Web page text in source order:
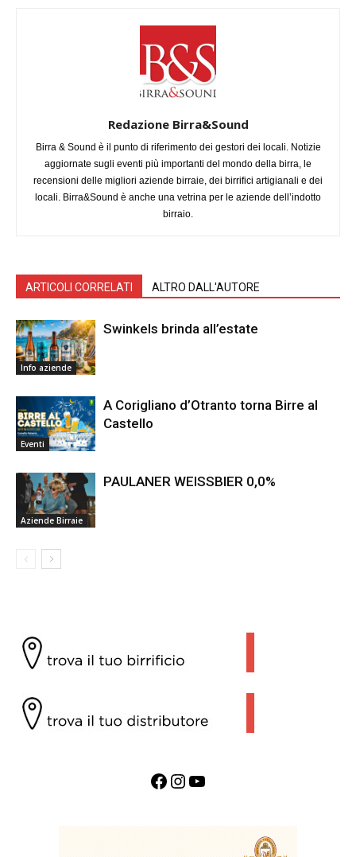
Redazione Birra&Sound
Birra & Sound è il punto di riferimento dei gestori dei locali. Notizie
aggiornate sugli eventi più importanti del mondo della birra, le
recensioni delle migliori aziende birraie, dei birrifici artigianali e dei
locali. Birra&Sound è anche una vetrina per le aziende dell’indotto
birraio.
ARTICOLI CORRELATI ALTRO DALL'AUTORE
Info aziende
Swinkels brinda all’estate
Eventi
A Corigliano d’Otranto torna Birre al
Castello
Aziende Birraie
PAULANER WEISSBIER 0,0%
Facebook InstagramYouTube